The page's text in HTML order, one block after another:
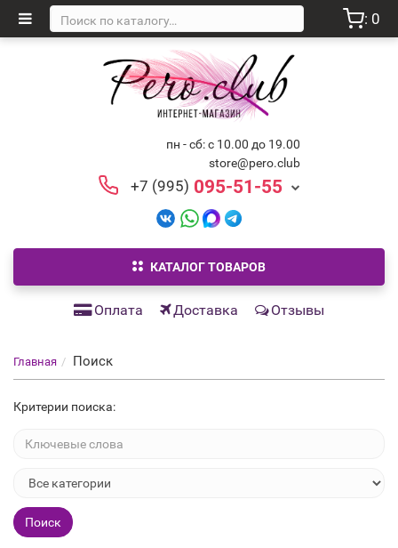
: 0
пн - сб: с 10.00 до 19.00
store@pero.club
+7 (995) 095-51-55
КАТАЛОГ ТОВАРОВ
Оплата Доставка Отзывы
Главная Поиск
Критерии поиска: